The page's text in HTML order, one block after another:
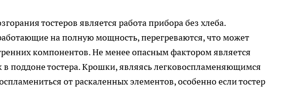
тостеров является работа прибора без хлеба.
на полную мощность, перегреваются, что может
компонентов. Не менее опасным фактором является
поддоне тостера. Крошки, являясь легковоспламеняющимся
от раскаленных элементов, особенно если тостер